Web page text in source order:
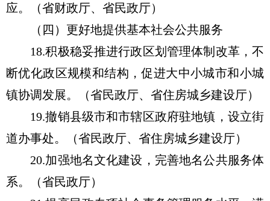
应。（省财政厅、省民政厅）
（四）更好地提供基本社会公共服务
18.积极稳妥推进行政区划管理体制改革，不
断优化政区规模和结构，促进大中小城市和小城
镇协调发展。（省民政厅、省住房城乡建设厅）
19.撤销县级市和市辖区政府驻地镇，设立街
道办事处。（省民政厅、省住房城乡建设厅）
20.加强地名文化建设，完善地名公共服务体
系。（省民政厅）